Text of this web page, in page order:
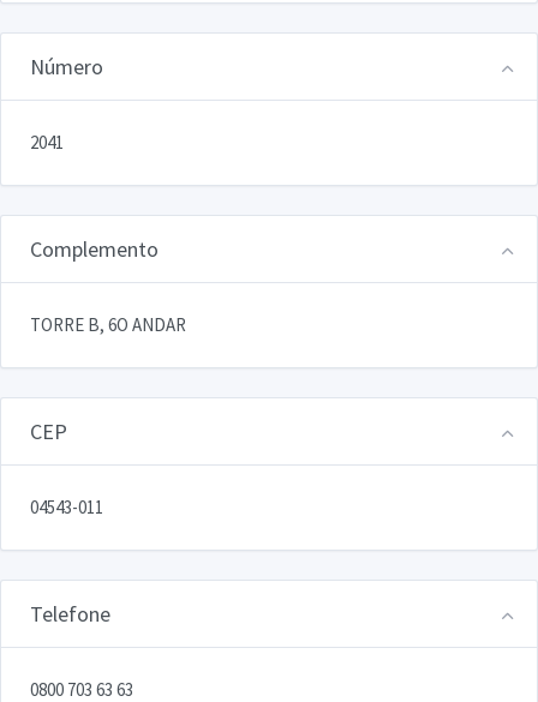
Número
2041
Complemento
TORRE B, 6O ANDAR
CEP
04543-011
Telefone
0800 703 63 63